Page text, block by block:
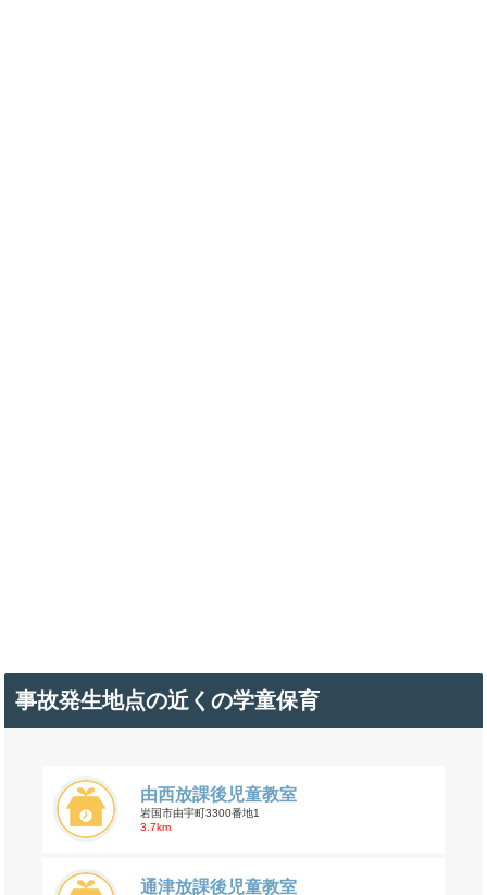
事故発生地点の近くの学童保育
由西放課後児童教室
岩国市由宇町3300番地1
3.7km
通津放課後児童教室